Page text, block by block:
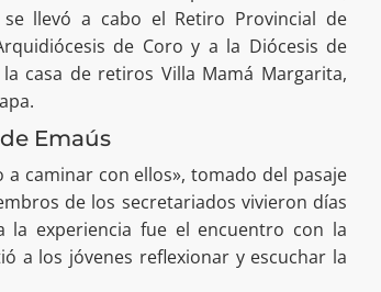
llevó a cabo el Retiro Provincial de
de Coro y a la Diócesis de
casa de retiros Villa Mamá Margarita,
Emaús
caminar con ellos», tomado del pasaje
de los secretariados vivieron días
la experiencia fue el encuentro con la
a los jóvenes reflexionar y escuchar la